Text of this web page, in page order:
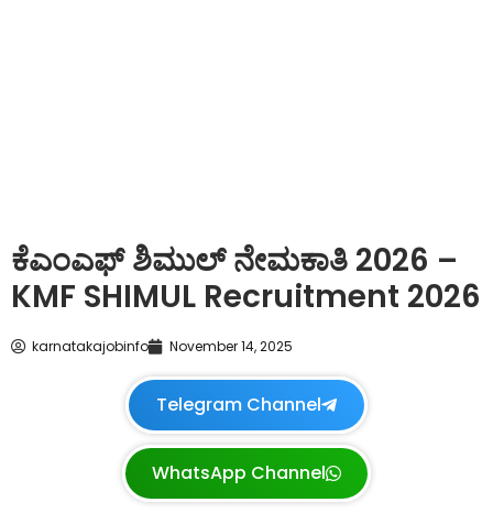
ಕೆಎಂಎಫ್ ಶಿಮುಲ್ ನೇಮಕಾತಿ 2026 –
KMF SHIMUL Recruitment 2026
karnatakajobinfo November 14, 2025
Telegram Channel
WhatsApp Channel